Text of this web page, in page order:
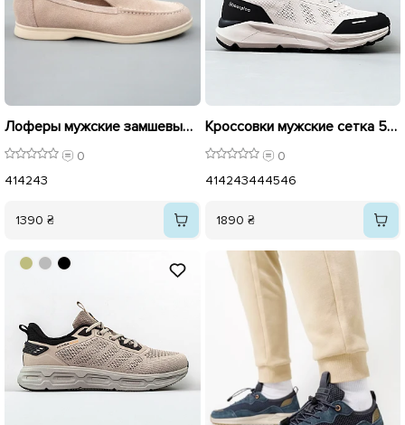
Лоферы мужские замшевые 596175 Бежевые
0
414243
1390 ₴
Кроссовки мужские сетка 595411 Бежевые
0
414243444546
1890 ₴